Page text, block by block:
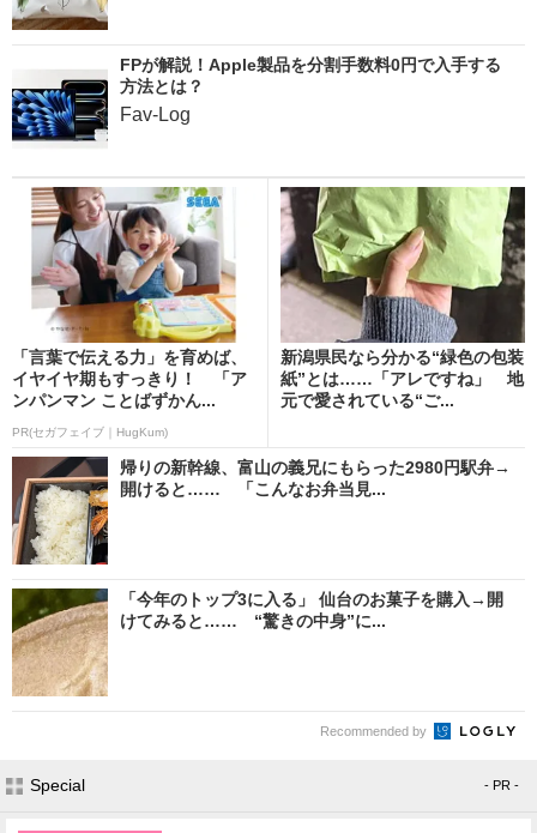
FPが解説！Apple製品を分割手数料0円で入手する
方法とは？
Fav-Log
「言葉で伝える力」を育めば、
イヤイヤ期もすっきり！ 「ア
ンパンマン ことばずかん...
PR(セガフェイブ｜HugKum)
新潟県民なら分かる“緑色の包装
紙”とは……「アレですね」 地
元で愛されている“ご...
帰りの新幹線、富山の義兄にもらった2980円駅弁→
開けると…… 「こんなお弁当見...
「今年のトップ3に入る」 仙台のお菓子を購入→開
けてみると…… “驚きの中身”に...
Recommended by
Special - PR -